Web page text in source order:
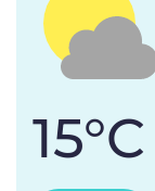
15°C